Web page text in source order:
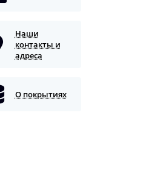
Наши
контакты и
адреса
О покрытиях